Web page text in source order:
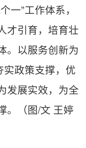
一”工作体系，
才引育，培育壮
。以服务创新为
实政策支撑，优
发展实效，为全
。（图/文 王婷